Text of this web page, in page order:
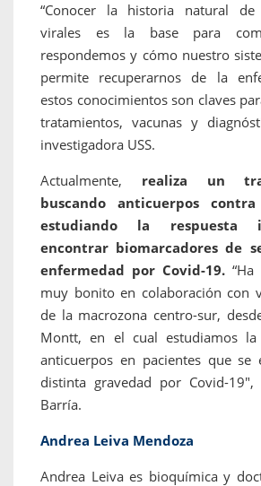
“Conocer la historia natural de
virales es la base para
respondemos y cómo nuestro
permite recuperarnos de la
estos conocimientos son claves
tratamientos, vacunas y
investigadora USS.
Actualmente, realiza un
buscando anticuerpos contra
estudiando la respuesta
encontrar biomarcadores de
enfermedad por Covid-19.
muy bonito en colaboración con
de la macrozona centro-sur,
Montt, en el cual estudiamos
anticuerpos en pacientes que se
distinta gravedad por Covid-
Barría.
Andrea Leiva Mendoza
Andrea Leiva es bioquímica y